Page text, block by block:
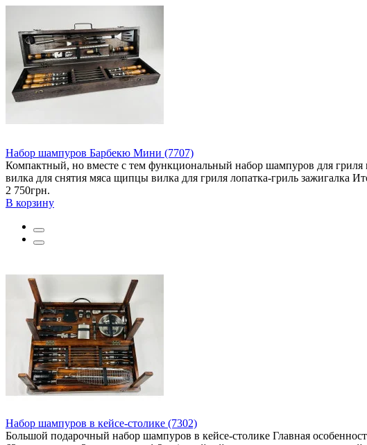
Набор шампуров Барбекю Мини (7707)
Компактный, но вместе с тем функциональный набор шампуров для
вилка для снятия мяса щипцы вилка для гриля лопатка-гриль зажигалка
2 750грн.
В корзину
Набор шампуров в кейсе-столике (7302)
Большой подарочный набор шампуров в кейсе-столике Главная